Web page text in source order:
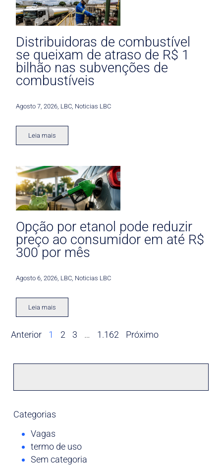
Distribuidoras de combustível
se queixam de atraso de R$ 1
bilhão nas subvenções de
combustíveis
Agosto 7, 2026 LBC Noticias LBC
Leia mais
Opção por etanol pode reduzir
preço ao consumidor em até R$
300 por mês
Agosto 6, 2026 LBC Noticias LBC
Leia mais
Anterior 1 2 3 … 1.162 Próximo
Categorias
Vagas
termo de uso
Sem categoria